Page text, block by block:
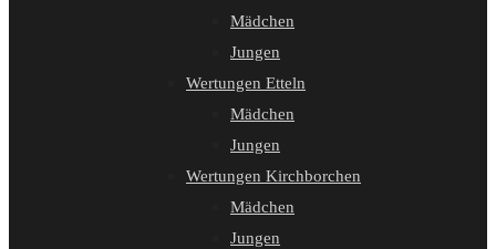
Mädchen
Jungen
Wertungen Etteln
Mädchen
Jungen
Wertungen Kirchborchen
Mädchen
Jungen